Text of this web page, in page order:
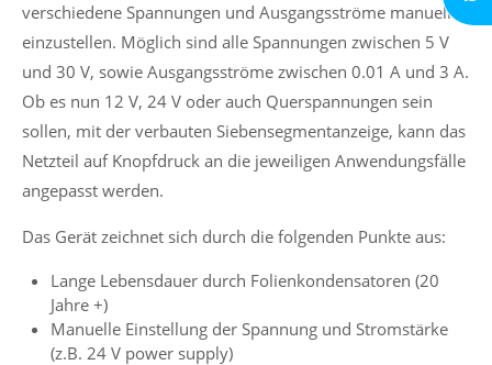
verschiedene Spannungen und Ausgangsströme manuell
einzustellen. Möglich sind alle Spannungen zwischen 5 V
und 30 V, sowie Ausgangsströme zwischen 0.01 A und 3 A.
Ob es nun 12 V, 24 V oder auch Querspannungen sein
sollen, mit der verbauten Siebensegmentanzeige, kann das
Netzteil auf Knopfdruck an die jeweiligen Anwendungsfälle
angepasst werden.
Das Gerät zeichnet sich durch die folgenden Punkte aus:
Lange Lebensdauer durch Folienkondensatoren (20
Jahre +)
Manuelle Einstellung der Spannung und Stromstärke
(z.B. 24 V power supply)